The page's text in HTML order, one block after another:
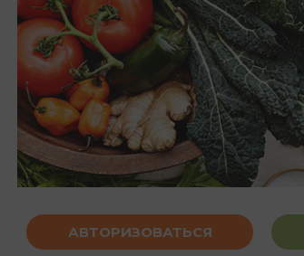
АВТОРИЗОВАТЬСЯ